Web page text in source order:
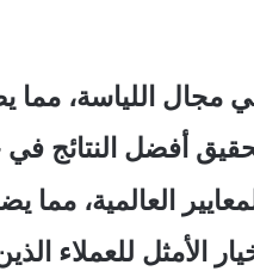
مجال اللياسة، مما
أفضل النتائج في
العالمية، مما
الأمثل